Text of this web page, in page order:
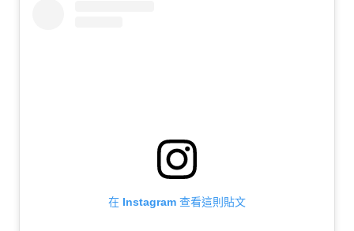
在 Instagram 查看這則貼文